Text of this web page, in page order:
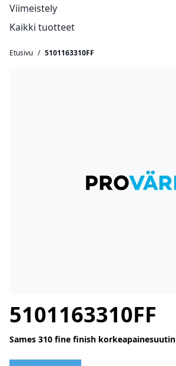
Viimeistely
Kaikki tuotteet
Etusivu / 5101163310FF
5101163310FF
Sames 310 fine finish korkeapainesuutin